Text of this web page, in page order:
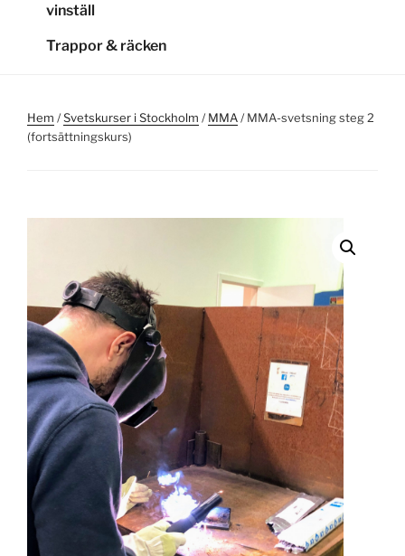
vinställ
Trappor & räcken
Hem /Svetskurser i Stockholm /MMA/ MMA-svetsning steg 2
(fortsättningskurs)